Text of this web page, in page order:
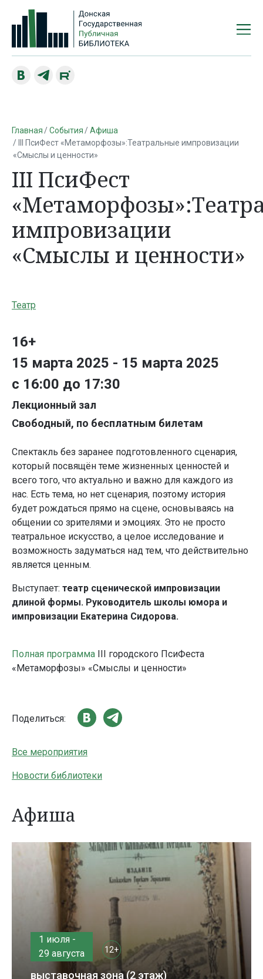
Главная События
Афиша
III ПсиФест «Метаморфозы»:Театральные импровизации
«Смыслы и ценности»
III ПсиФест
импровизации
«Смыслы и ценности»
Театр
16+
15 марта 2025 - 15 марта 2025
с 16:00 до 17:30
Лекционный зал
Свободный, по бесплатным билетам
Спектакль без заранее подготовленного сценария,
который посвящён теме жизненных ценностей и
всего того, что актуально и важно для каждого из
нас. Есть тема, но нет сценария, поэтому история
будет рождаться прямо на сцене, основываясь на
общении со зрителями и эмоциях. Это не просто
театральное искусство, а целое исследование и
возможность задуматься над тем, что действительно
является ценным.
Выступает: театр сценической импровизации
длиной формы. Руководитель школы юмора и
импровизации Екатерина Сидорова.
Полная программа III городского ПсиФеста
«Метаморфозы» «Смыслы и ценности»
Поделиться:
Все мероприятия
Новости библиотеки
Афиша
1 июля -
29 августа
12+
выставочная зона (2 этаж)